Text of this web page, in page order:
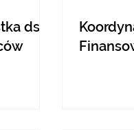
ds.